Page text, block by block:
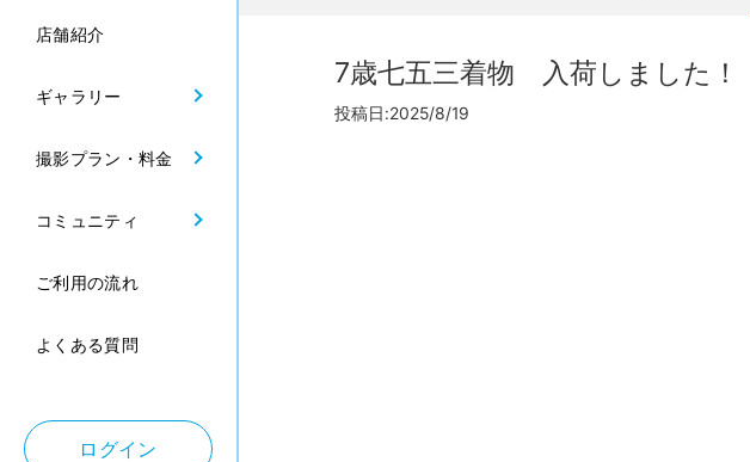
店舗紹介
ギャラリー
撮影プラン・料金
コミュニティ
ご利用の流れ
よくある質問
ログイン
7歳七五三着物 入荷しました！
投稿日:2025/8/19